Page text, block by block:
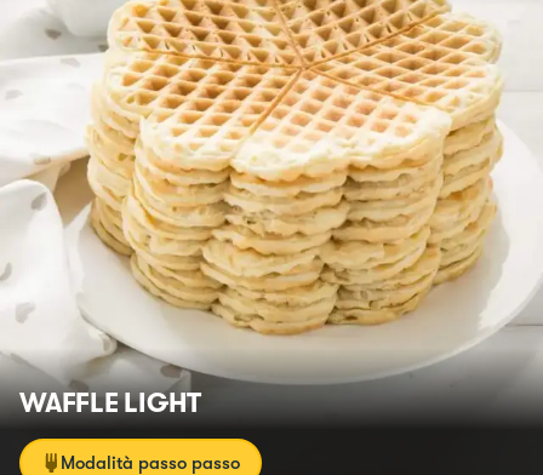
WAFFLE LIGHT
Modalità passo passo